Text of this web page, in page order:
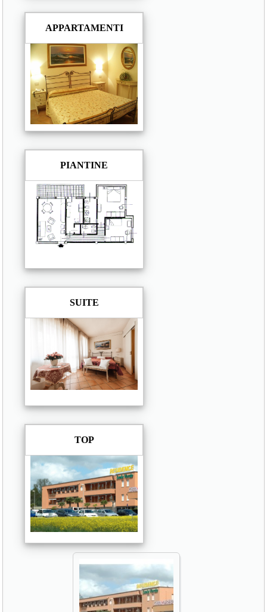
APPARTAMENTI
PIANTINE
SUITE
TOP